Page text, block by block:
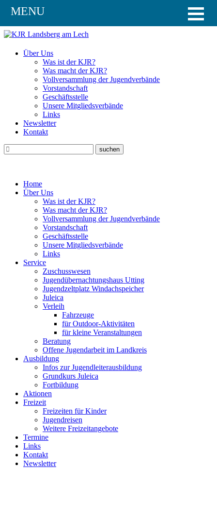
Über Uns
Was ist der KJR?
Was macht der KJR?
Vollversammlung der Jugendverbände
Vorstandschaft
Geschäftsstelle
Unsere Mitgliedsverbände
Links
Newsletter
Kontakt
Home
Über Uns
Was ist der KJR?
Was macht der KJR?
Vollversammlung der Jugendverbände
Vorstandschaft
Geschäftsstelle
Unsere Mitgliedsverbände
Links
Service
Zuschusswesen
Jugendübernachtungshaus Utting
Jugendzeltplatz Windachspeicher
Juleica
Verleih
Fahrzeuge
für Outdoor-Aktivitäten
für kleine Veranstaltungen
Beratung
Offene Jugendarbeit im Landkreis
Ausbildung
Infos zur Jugendleiterausbildung
Grundkurs Juleica
Fortbildung
Aktionen
Freizeit
Freizeiten für Kinder
Jugendreisen
Weitere Freizeitangebote
Termine
Links
Kontakt
Newsletter
MENU